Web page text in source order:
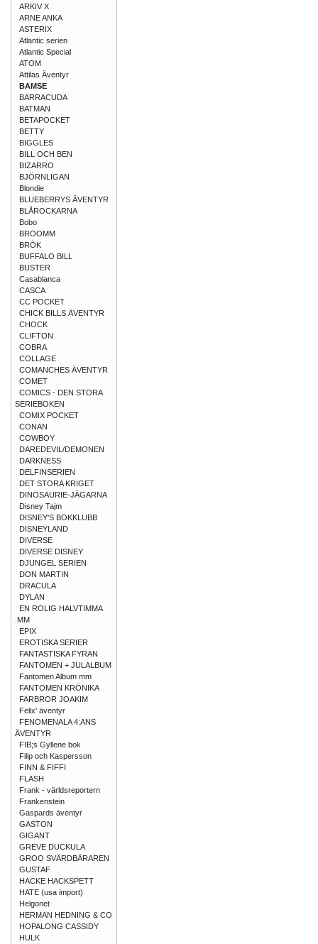
ARKIV X
ARNE ANKA
ASTERIX
Atlantic serien
Atlantic Special
ATOM
Attilas Äventyr
BAMSE
BARRACUDA
BATMAN
BETAPOCKET
BETTY
BIGGLES
BILL OCH BEN
BIZARRO
BJÖRNLIGAN
Blondie
BLUEBERRYS ÄVENTYR
BLÅROCKARNA
Bobo
BROOMM
BRÖK
BUFFALO BILL
BUSTER
Casablanca
CASCA
CC POCKET
CHICK BILLS ÄVENTYR
CHOCK
CLIFTON
COBRA
COLLAGE
COMANCHES ÄVENTYR
COMET
COMICS - DEN STORA
SERIEBOKEN
COMIX POCKET
CONAN
COWBOY
DAREDEVIL/DEMONEN
DARKNESS
DELFINSERIEN
DET STORA KRIGET
DINOSAURIE-JÄGARNA
Disney Tajm
DISNEY'S BOKKLUBB
DISNEYLAND
DIVERSE
DIVERSE DISNEY
DJUNGEL SERIEN
DON MARTIN
DRACULA
DYLAN
EN ROLIG HALVTIMMA
.MM
EPIX
EROTISKA SERIER
FANTASTISKA FYRAN
FANTOMEN + JULALBUM
Fantomen Album mm
FANTOMEN KRÖNIKA
FARBROR JOAKIM
Felix' äventyr
FENOMENALA 4:ANS
ÄVENTYR
FIB;s Gyllene bok
Filip och Kaspersson
FINN & FIFFI
FLASH
Frank - världsreportern
Frankenstein
Gaspards äventyr
GASTON
GIGANT
GREVE DUCKULA
GROO SVÄRDBÄRAREN
GUSTAF
HACKE HACKSPETT
HATE (usa import)
Helgonet
HERMAN HEDNING & CO
HOPALONG CASSIDY
HULK